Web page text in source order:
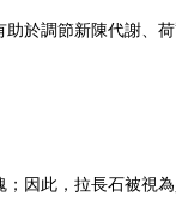
於調節新陳代謝
因此，拉長石被視